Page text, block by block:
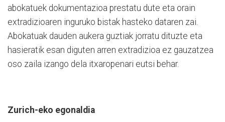
abokatuek dokumentazioa prestatu dute eta orain
extradizioaren inguruko bistak hasteko dataren zai.
Abokatuak dauden aukera guztiak jorratu dituzte eta
hasieratik esan diguten arren extradizioa ez gauzatzea
oso zaila izango dela itxaropenari eutsi behar.
Zurich-eko egonaldia